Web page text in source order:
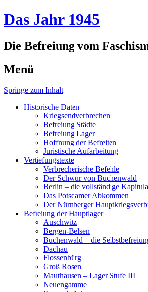
Das Jahr 1945
Die Befreiung vom
Menü
Springe zum Inhalt
Historische Daten
Kriegsendverbrechen
Befreiung Städte
Befreiung Lager
Hoffnung der Befreiten
Juristische Aufarbeitung
Vertiefungstexte
Verbrecherische Befehle
Der Schwur von Buchenwald
Berlin – die vollständige
Das Potsdamer Abkommen
Der Nürnberger
Befreiung der Hauptlager
Auschwitz
Bergen-Belsen
Buchenwald – die
Dachau
Flossenbürg
Groß Rosen
Mauthausen – Lager Stufe III
Neuengamme